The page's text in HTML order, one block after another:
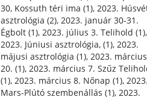
30, Kossuth téri ima (1), 2023.
asztrológia (2), 2023. január 30-31.
Égbolt (1), 2023. július 3. Telihold (1),
2023. Júniusi asztrológia, (1), 2023.
májusi asztrológia (1), 2023. március
20. (1), 2023. március 7. Szűz
(1), 2023. március 8. Nőnap (1), 2023.
Mars-Plútó szembenállás (1), 2023.